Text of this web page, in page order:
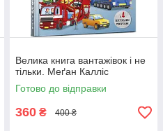
Велика книга вантажівок і не
тільки. Меґан Калліс
Готово до відправки
360 ₴ 400 ₴